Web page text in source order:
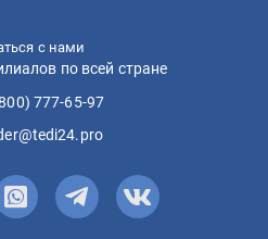
с нами
по всей стране
777-65-97